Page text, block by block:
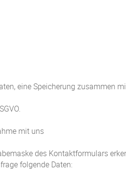
eine Speicherung zusammen
mit uns
des Kontaktformulars
folgende Daten: